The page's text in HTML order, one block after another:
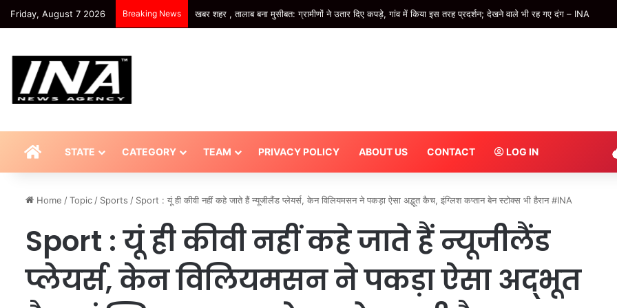
Friday, August 7 2026 Breaking News यूपी – Kanpur: भक्ति के संग सड़क सुरक्षा की सीख; अनुशासित कदमताल में बाराबंकी रवाना हुआ कांवड़ियों का बड़ा जत्था – INA
HOMESTATE CATEGORY TEAM PRIVACY POLICY ABOUT US CONTACT LOG IN
Home /Topic / Sports / Sport : यूं ही कीवी नहीं कहे जाते हैं न्यूजीलैंड प्लेयर्स, केन विलियमसन ने पकड़ा ऐसा अद्भूत कैच, इंग्लिश कप्तान बेन स्टोक्स भी हैरान #INA
Sport : यूं ही कीवी नहीं कहे जाते हैं न्यूजीलैंड
प्लेयर्स, केन विलियमसन ने पकड़ा ऐसा अद्भूत